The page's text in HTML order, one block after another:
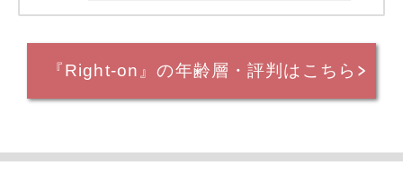
『Right-on』の年齢層・評判はこちら